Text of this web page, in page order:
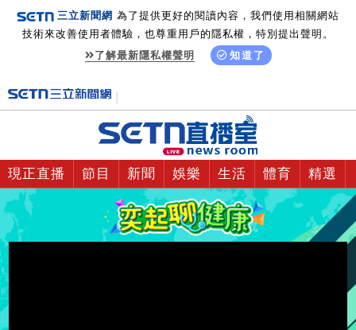
三立新聞網 為了提供更好的閱讀內容，我們使用相關網站
技術來改善使用者體驗，也尊重用戶的隱私權，特別提出聲明。
了解最新隱私權聲明
知道了
現正直播 節目 新聞 娛樂 生活 體育 精選